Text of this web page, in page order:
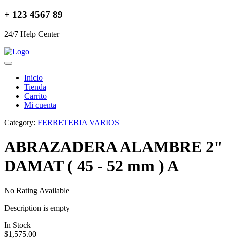
+ 123 4567 89
24/7 Help Center
Inicio
Tienda
Carrito
Mi cuenta
Category: FERRETERIA VARIOS
ABRAZADERA ALAMBRE 2"
DAMAT ( 45 - 52 mm ) A
No Rating Available
Description is empty
In Stock
$1,575.00